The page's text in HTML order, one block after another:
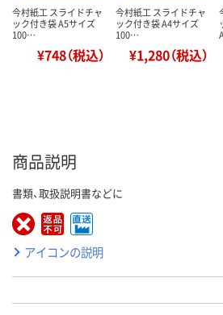
今村紙工 スライドチャ
ック付き袋 A5サイズ
100…
¥748（税込）
今村紙工 スライドチャ
ック付き袋 A4サイズ
100…
¥1,280（税込）
商品説明
書類、取扱説明書などに
アイコンの説明